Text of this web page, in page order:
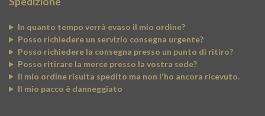
In quanto tempo verrà evaso il mio ordine?
Posso richiedere un servizio consegna urgente?
Posso richiedere la consegna presso un punto di ritiro?
Posso ritirare la merce presso la vostra sede?
Il mio ordine risulta spedito ma non l'ho ancora ricevuto.
Il mio pacco è danneggiato